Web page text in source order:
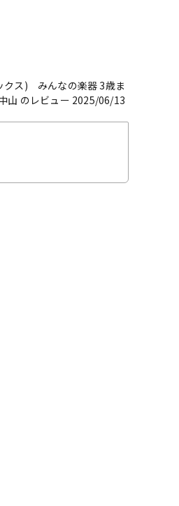
ス) みんなの楽器 3歳ま
山 のレビュー 2025/06/13